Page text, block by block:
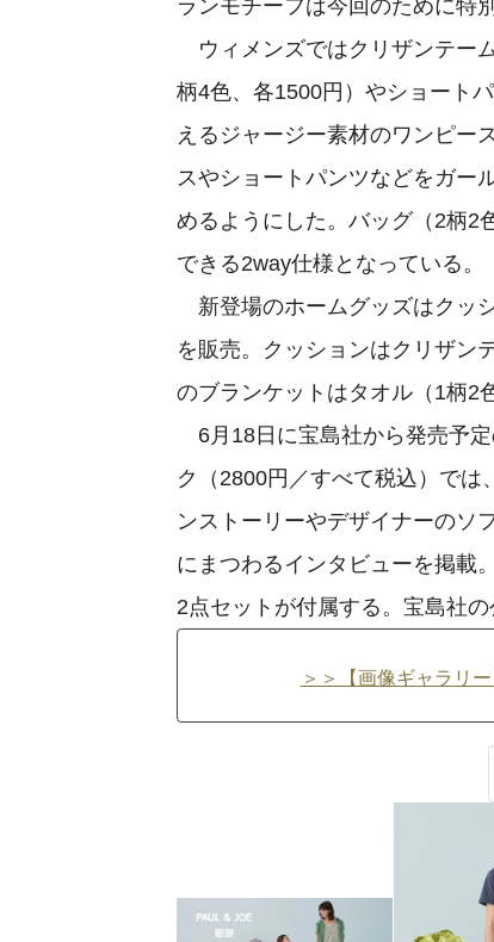
ランモチーフは今回のために特
ウィメンズではクリザンテー
柄4色、各1500円）やショート
えるジャージー素材のワンピー
スやショートパンツなどをガー
めるようにした。バッグ（2柄2
できる2way仕様となっている。
新登場のホームグッズはクッ
を販売。クッションはクリザン
のブランケットはタオル（1柄2
6月18日に宝島社から発売予定
ク（2800円／すべて税込）では
ンストーリーやデザイナーのソ
にまつわるインタビューを掲載
2点セットが付属する。宝島社
＞＞【画像ギャラリ